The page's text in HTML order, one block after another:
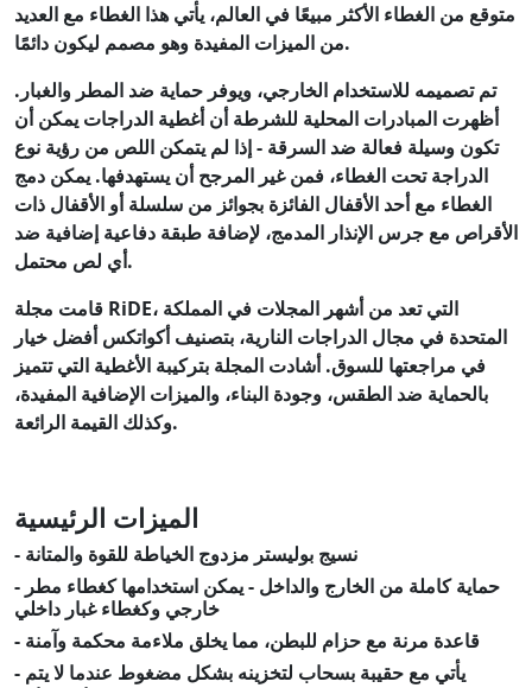
متوقع من الغطاء الأكثر مبيعًا في العالم، يأتي هذا الغطاء مع العديد
من الميزات المفيدة وهو مصمم ليكون دائمًا.
تم تصميمه للاستخدام الخارجي، ويوفر حماية ضد المطر والغبار.
أظهرت المبادرات المحلية للشرطة أن أغطية الدراجات يمكن أن
تكون وسيلة فعالة ضد السرقة - إذا لم يتمكن اللص من رؤية نوع
الدراجة تحت الغطاء، فمن غير المرجح أن يستهدفها. يمكن دمج
الغطاء مع أحد الأقفال الفائزة بجوائز من سلسلة أو الأقفال ذات
الأقراص مع جرس الإنذار المدمج، لإضافة طبقة دفاعية إضافية ضد
أي لص محتمل.
قامت مجلة RiDE، التي تعد من أشهر المجلات في المملكة
المتحدة في مجال الدراجات النارية، بتصنيف أكواتكس أفضل خيار
في مراجعتها للسوق. أشادت المجلة بتركيبة الأغطية التي تتميز
بالحماية ضد الطقس، وجودة البناء، والميزات الإضافية المفيدة،
وكذلك القيمة الرائعة.
- حماية كاملة من الخارج والداخل - يمكن استخدامها كغطاء مطر
- يأتي مع حقيبة بسحاب لتخزينه بشكل مضغوط عندما لا يتم